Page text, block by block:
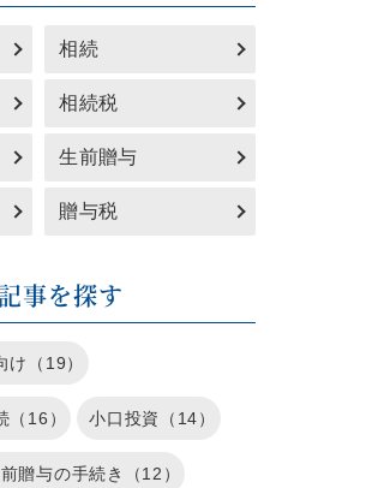
相続
相続税
生前贈与
贈与税
事を探す
（19）
16） 小口投資（14）
贈与の手続き（12）